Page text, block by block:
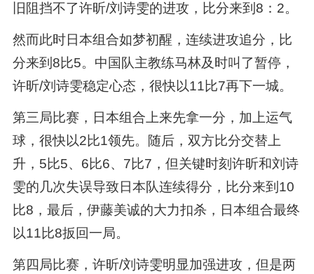
旧阻挡不了许昕/刘诗雯的进攻，比分来到8：2。
然而此时日本组合如梦初醒，连续进攻追分，比
分来到8比5。中国队主教练马林及时叫了暂停，
许昕/刘诗雯稳定心态，很快以11比7再下一城。
第三局比赛，日本组合上来先拿一分，加上运气
球，很快以2比1领先。随后，双方比分交替上
升，5比5、6比6、7比7，但关键时刻许昕和刘诗
雯的几次失误导致日本队连续得分，比分来到10
比8，最后，伊藤美诚的大力扣杀，日本组合最终
以11比8扳回一局。
第四局比赛，许昕/刘诗雯明显加强进攻，但是两